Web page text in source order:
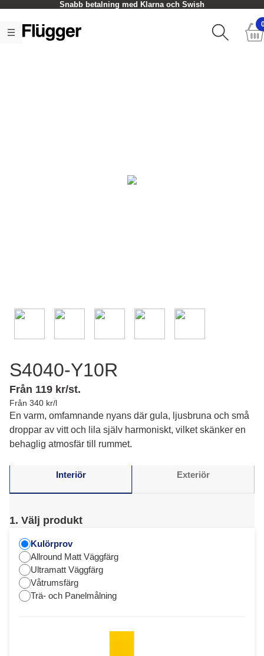
Snabb betalning med Klarna och Swish
S4040-Y10R
Från 119 kr/st.
Från 340 kr/l
En varm, omfamnande nyans där gula, ljusbruna och små
droppar av vitt och lila själv harmoniskt, vilket skänker en
behaglig atmosfär till rummet.
Interiör Exteriör
1. Välj produkt
Kulörprov
Allround Matt Väggfärg
Ultramatt Väggfärg
Våtrumsfärg
Trä- och Panelmålning